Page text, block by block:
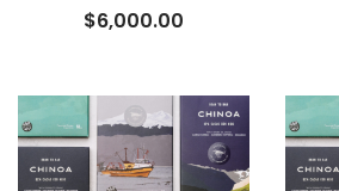
$6,000.00